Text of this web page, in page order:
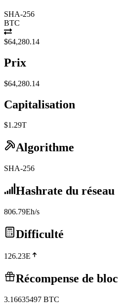
SHA-256
BTC
$64,280.14
Prix
$64,280.14
Capitalisation
$1.29T
Algorithme
SHA-256
Hashrate du réseau
806.79Eh/s
Difficulté
126.23E
Récompense de bloc
3.16635497 BTC